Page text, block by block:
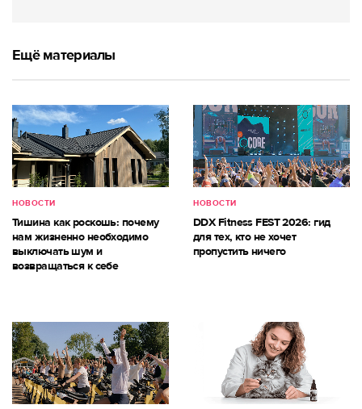
Ещё материалы
НОВОСТИ
Тишина как роскошь: почему
нам жизненно необходимо
выключать шум и
возвращаться к себе
НОВОСТИ
DDX Fitness FEST 2026: гид
для тех, кто не хочет
пропустить ничего